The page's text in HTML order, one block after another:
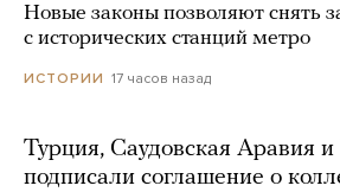
Новые законы позволяют снять
с исторических станций метро
ИСТОРИИ 17 часов назад
Турция, Саудовская Аравия
подписали соглашение о